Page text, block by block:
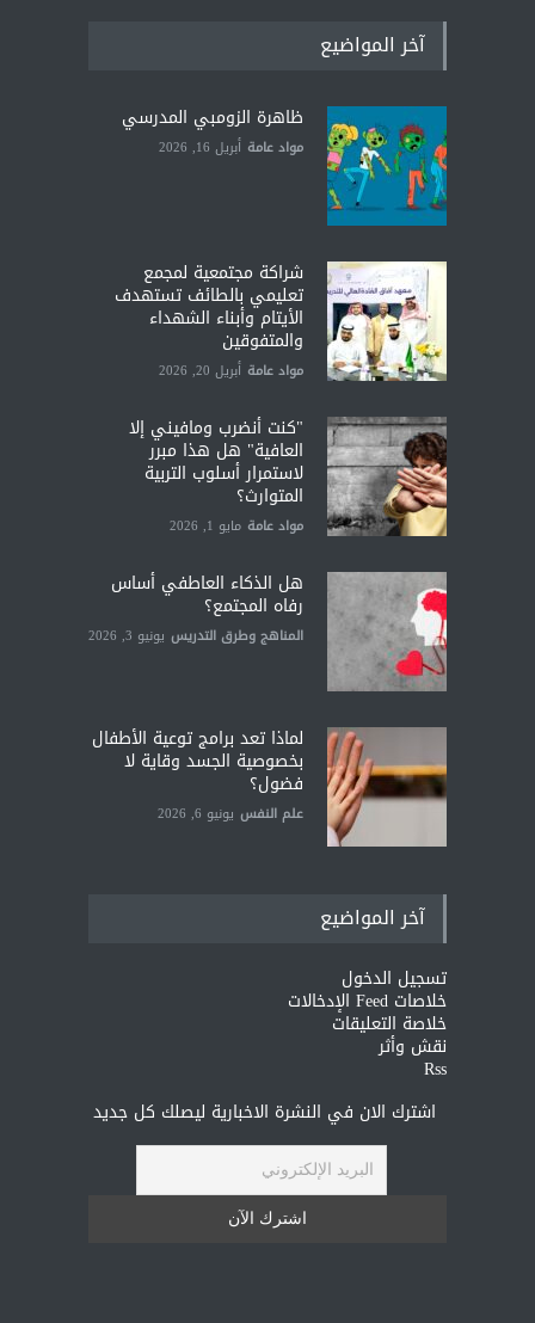
آخر المواضيع
ظاهرة الزومبي المدرسي
مواد عامة أبريل 16, 2026
شراكة مجتمعية لمجمع
تعليمي بالطائف تستهدف
الأيتام وأبناء الشهداء
والمتفوقين
مواد عامة أبريل 20, 2026
"كنت أنضرب ومافيني إلا
العافية" هل هذا مبرر
لاستمرار أسلوب التربية
المتوارث؟
مواد عامة مايو 1, 2026
هل الذكاء العاطفي أساس
رفاه المجتمع؟
المناهج وطرق التدريس يونيو 3, 2026
لماذا تعد برامج توعية الأطفال
بخصوصية الجسد وقاية لا
فضول؟
علم النفس يونيو 6, 2026
آخر المواضيع
تسجيل الدخول
خلاصات Feed الإدخالات
خلاصة التعليقات
نقش وأثر
Rss
اشترك الان في النشرة الاخبارية ليصلك كل جديد